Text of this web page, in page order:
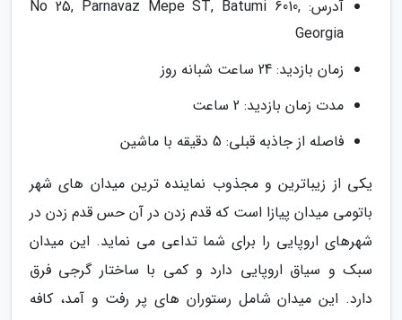
آدرس: No 25, Parnavaz Mepe ST, Batumi 6010,
Georgia
زمان بازدید: 24 ساعت شبانه روز
مدت زمان بازدید: 2 ساعت
فاصله از جاذبه قبلی: 5 دقیقه با ماشین
یکی از زیباترین و مجذوب نماینده ترین میدان های شهر
باتومی میدان پیازا است که قدم زدن در آن حس قدم زدن در
شهرهای اروپایی را برای شما تداعی می نماید. این میدان
سبک و سیاق اروپایی دارد و کمی با ساختار گرجی فرق
دارد. این میدان شامل رستوران های پر رفت و آمد، کافه